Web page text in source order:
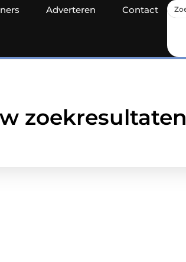
Adverteren Contact
zoekresultaten